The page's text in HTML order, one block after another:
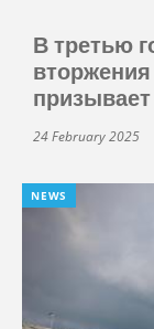
В третью
24 February 2025
NEWS